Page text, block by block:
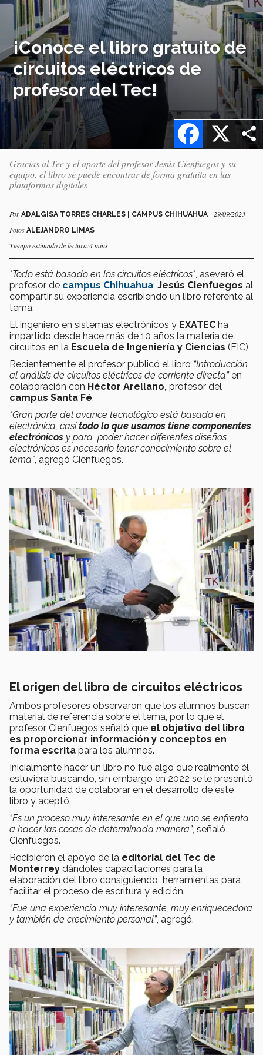
¡Conoce el libro gratuito de
circuitos eléctricos de
profesor del Tec!
X
Facebook
Gracias al Tec y el aporte del profesor Jesús Cienfuegos y su
equipo, el libro se puede encontrar de forma gratuita en las
plataformas digitales
Por ADALGISA TORRES CHARLES | CAMPUS CHIHUAHUA - 29/09/2023
Fotos ALEJANDRO LIMAS
Tiempo estimado de lectura:4 mins
"Todo está basado en los circuitos eléctricos" , aseveró el
profesor de campus Chihuahua; Jesús Cienfuegos al
compartir su experiencia escribiendo un libro referente al
tema.
El ingeniero en sistemas electrónicos y EXATEC ha
impartido desde hace más de 10 años la materia de
circuitos en la Escuela de Ingeniería y Ciencias (EIC)
Recientemente el profesor publicó el libro “Introducción
al análisis de circuitos eléctricos de corriente directa”en
colaboración con Héctor Arellano, profesor del
campus Santa Fé.
"Gran parte del avance tecnológico está basado en
electrónica, casitodo lo que usamos tiene componentes
electrónicos y para poder hacer diferentes diseños
electrónicos es necesario tener conocimiento sobre el
tema" , agregó Cienfuegos.
El origen del libro de circuitos eléctricos
Ambos profesores observaron que los alumnos buscan
material de referencia sobre el tema, por lo que el
profesor Cienfuegos señaló que el objetivo del libro
es proporcionar información y conceptos en
forma escrita para los alumnos.
Inicialmente hacer un libro no fue algo que realmente él
estuviera buscando, sin embargo en 2022 se le presentó
la oportunidad de colaborar en el desarrollo de este
libro y aceptó.
“Es un proceso muy interesante en el que uno se enfrenta
a hacer las cosas de determinada manera”, señaló
Cienfuegos.
Recibieron el apoyo de la editorial del Tec de
Monterrey dándoles capacitaciones para la
elaboración del libro consiguiendo herramientas para
facilitar el proceso de escritura y edición.
“Fue una experiencia muy interesante, muy enriquecedora
y también de crecimiento personal”, agregó.